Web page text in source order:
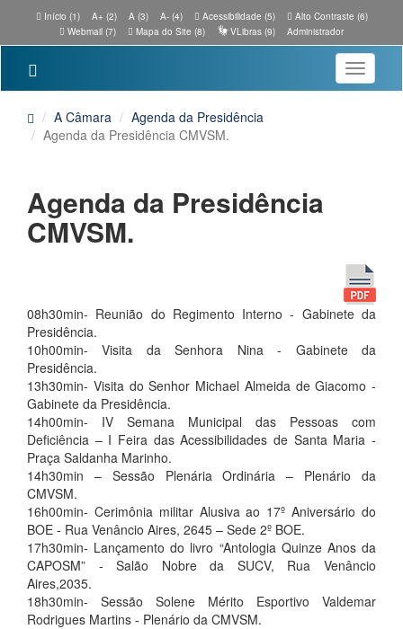
Início (1) A+ (2) A (3) A- (4) Acessibilidade (5)
Alto Contraste (6)
Webmail (7)
Mapa do Site (8) VLibras (9) Administrador
Toggle
A Câmara
Agenda da Presidência
Agenda da Presidência CMVSM.
Agenda da Presidência
CMVSM.
08h30min- Reunião do Regimento Interno - Gabinete da
Presidência.
10h00min- Visita da Senhora Nina - Gabinete da
Presidência.
13h30min- Visita do Senhor Michael Almeida de Giacomo -
Gabinete da Presidência.
14h00min- IV Semana Municipal das Pessoas com
Deficiência – I Feira das Acessibilidades de Santa Maria -
Praça Saldanha Marinho.
14h30min – Sessão Plenária Ordinária – Plenário da
CMVSM.
16h00min- Cerimônia militar Alusiva ao 17º Aniversário do
BOE - Rua Venâncio Aires, 2645 – Sede 2º BOE.
17h30min- Lançamento do livro “Antologia Quinze Anos da
CAPOSM” - Salão Nobre da SUCV, Rua Venâncio
Aires,2035.
18h30min- Sessão Solene Mérito Esportivo Valdemar
Rodrigues Martins - Plenário da CMVSM.